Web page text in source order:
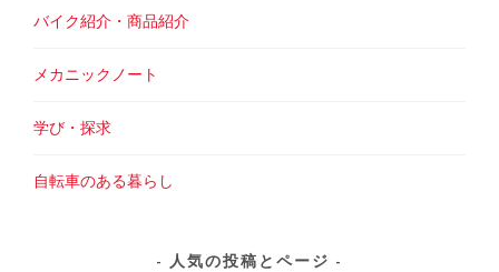
バイク紹介・商品紹介
メカニックノート
学び・探求
自転車のある暮らし
人気の投稿とページ